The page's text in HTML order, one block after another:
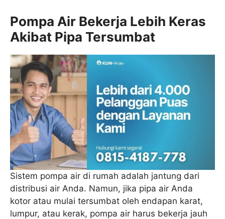
Pompa Air Bekerja Lebih Keras
Akibat Pipa Tersumbat
Sistem pompa air di rumah adalah jantung dari
distribusi air Anda. Namun, jika pipa air Anda
kotor atau mulai tersumbat oleh endapan karat,
lumpur, atau kerak, pompa air harus bekerja jauh